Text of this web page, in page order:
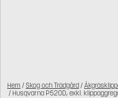
Hem / Skog och Trädgård/
/ Husqvarna P520D, exkl.